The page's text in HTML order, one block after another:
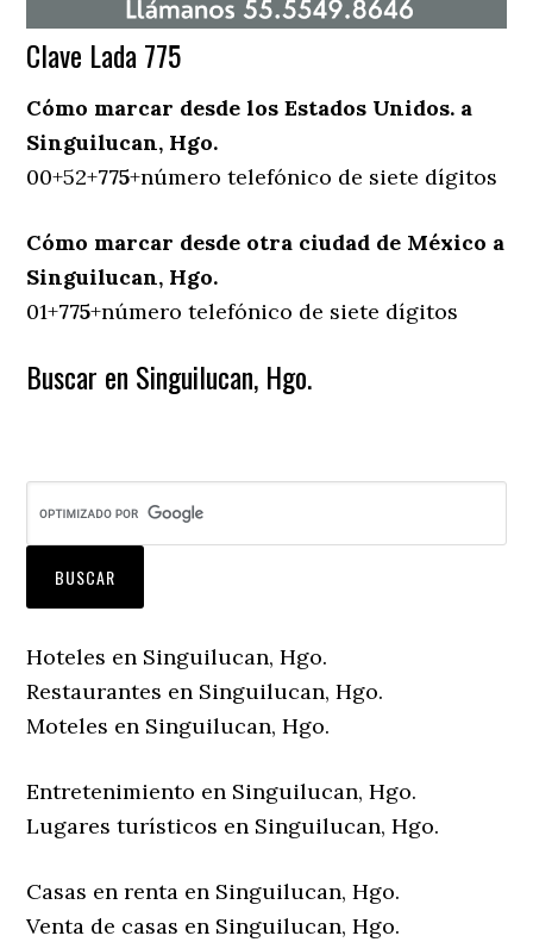
Clave Lada 775
Cómo marcar desde los Estados Unidos. a
Singuilucan, Hgo.
00+52+775+número telefónico de siete dígitos
Cómo marcar desde otra ciudad de México a
Singuilucan, Hgo.
01+775+número telefónico de siete dígitos
Buscar en Singuilucan, Hgo.
Hoteles en Singuilucan, Hgo.
Restaurantes en Singuilucan, Hgo.
Moteles en Singuilucan, Hgo.
Entretenimiento en Singuilucan, Hgo.
Lugares turísticos en Singuilucan, Hgo.
Casas en renta en Singuilucan, Hgo.
Venta de casas en Singuilucan, Hgo.